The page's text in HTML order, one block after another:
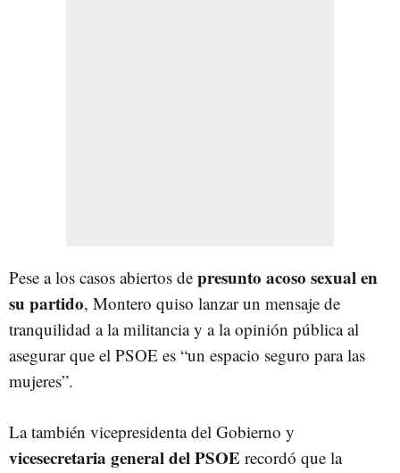
Pese a los casos abiertos de presunto acoso sexual en
su partido, Montero quiso lanzar un mensaje de
tranquilidad a la militancia y a la opinión pública al
asegurar que el PSOE es “un espacio seguro para las
mujeres”.
La también vicepresidenta del Gobierno y
vicesecretaria general del PSOE recordó que la